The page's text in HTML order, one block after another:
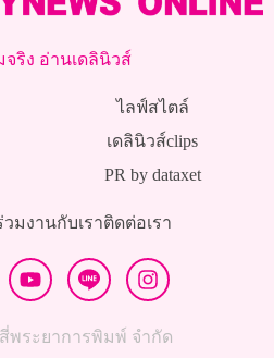
ริง อ่านเดลินิวส์
ไลฟ์สไตล์
เดลินิวส์clips
PR by dataxet
วมงานกับเราติดต่อเรา
พระยาการพิมพ์ จำกัด